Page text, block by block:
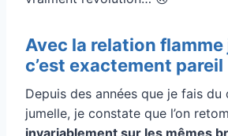
Avec la relation
c’est exactement pareil
Depuis des années que je fais
jumelle, je constate que l’on
invariablement sur les mêmes